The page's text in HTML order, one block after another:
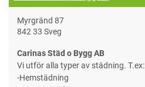
Myrgränd 87
842 33 Sveg
Carinas Städ o Bygg AB
Vi utför alla typer av städning. T.ex:
-Hemstädning